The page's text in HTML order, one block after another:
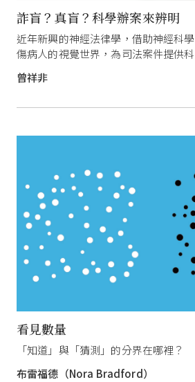
詐盲？真盲？科學辦案來辨明
近年新興的神經法律學，借助神經科
傷病人的視覺世界，為司法案件提供
曾祥非
看見數量
「知道」與「猜測」的分界在哪裡？
布雷福德（Nora Bradford）